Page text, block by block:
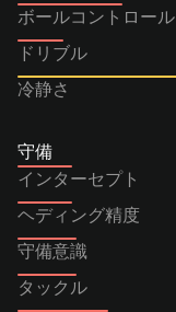
ボールコントロール
ドリブル
冷静さ
守備
インターセプト
ヘディング精度
守備意識
タックル